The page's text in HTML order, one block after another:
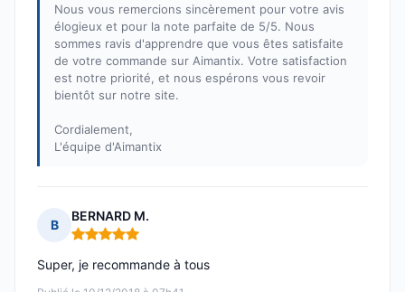
Nous vous remercions sincèrement pour votre avis
élogieux et pour la note parfaite de 5/5. Nous
sommes ravis d'apprendre que vous êtes satisfaite
de votre commande sur Aimantix. Votre satisfaction
est notre priorité, et nous espérons vous revoir
bientôt sur notre site.
Cordialement,
L'équipe d'Aimantix
B
BERNARD M.
Note : 5 sur 5
Super, je recommande à tous